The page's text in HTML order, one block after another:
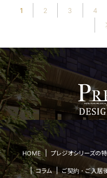
1 2 3 4
HOME プレジオシリーズの
コラム ご契約・ご入居